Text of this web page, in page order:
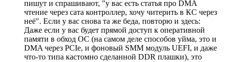
пишут и спрашивают, "у вас есть статья про DMA
чтение через сата контроллер, хочу читерить в КС через
неё". Если у вас снова та же беда, повторю и здесь:
Даже если у вас будет прямой доступ к оперативной
памяти в обход ОС (на самом деле способов уйма, это и
DMA через PCIe, и фоновый SMM модуль UEFI, и даже
что-то типа кастомно сделанной DDR плашки), это